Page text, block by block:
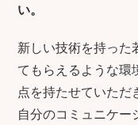
い。
新しい技術を持った
てもらえるような環
点を持たせていただ
自分のコミュニケー